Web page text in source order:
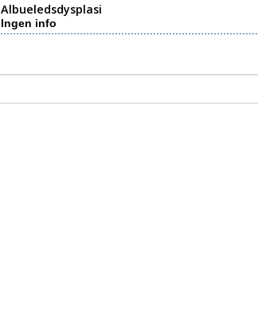
Albueledsdysplasi
Ingen info